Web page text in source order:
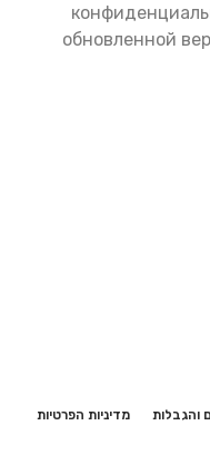
обновленной
והגבלות מדיניות הפרטיות